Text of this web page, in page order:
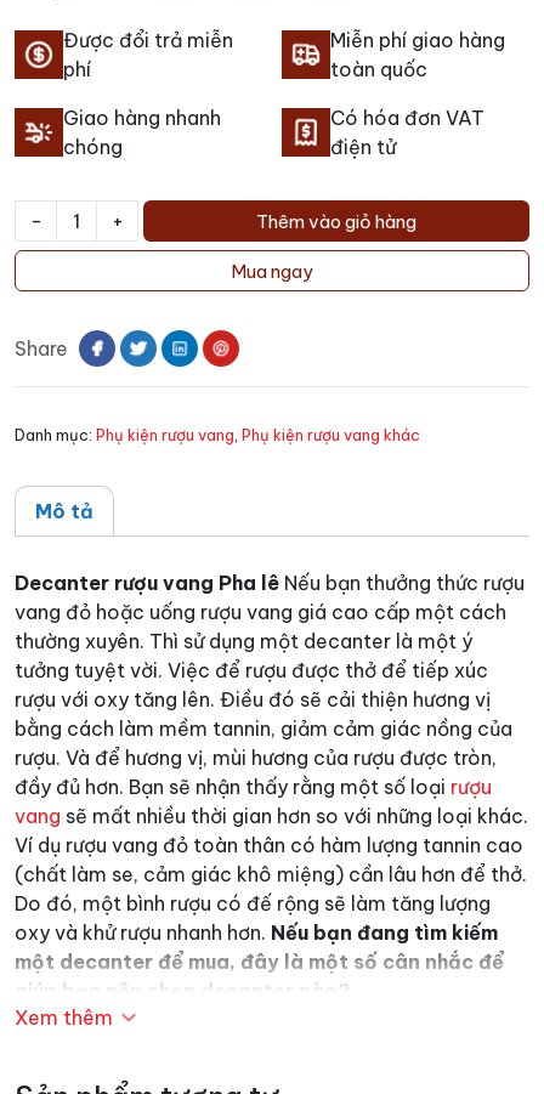
Được đổi trả miễn
phí
Miễn phí giao hàng
toàn quốc
Giao hàng nhanh
chóng
Có hóa đơn VAT
điện tử
-
Decanter
lê
lượng
+ Thêm vào giỏ hàng
Mua ngay
Share
Danh mục: Phụ kiện rượu vang, Phụ kiện rượu vang khác
Mô tả
Decanter rượu vang Pha lê Nếu bạn thưởng thức rượu
vang đỏ hoặc uống rượu vang giá cao cấp một cách
thường xuyên. Thì sử dụng một decanter là một ý
tưởng tuyệt vời. Việc để rượu được thở để tiếp xúc
rượu với oxy tăng lên. Điều đó sẽ cải thiện hương vị
bằng cách làm mềm tannin, giảm cảm giác nồng của
rượu. Và để hương vị, mùi hương của rượu được tròn,
đầy đủ hơn. Bạn sẽ nhận thấy rằng một số loại rượu
vang sẽ mất nhiều thời gian hơn so với những loại khác.
Ví dụ rượu vang đỏ toàn thân có hàm lượng tannin cao
(chất làm se, cảm giác khô miệng) cần lâu hơn để thở.
Do đó, một bình rượu có đế rộng sẽ làm tăng lượng
oxy và khử rượu nhanh hơn. Nếu bạn đang tìm kiếm
một decanter để mua, đây là một số cân nhắc để
giúp bạn nên chọn decanter nào?
Xem thêm